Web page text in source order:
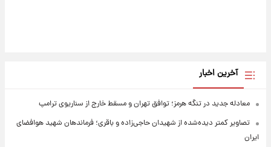
آخرین اخبار
معادله جدید در تنگه هرمز؛ توافق تهران و مسقط خارج از سناریوی ترامپ
تصاویر کمتر دیده‌شده از شهیدان حاجی‌زاده و باقری؛ فرماندهان شهید هوافضای
ایران